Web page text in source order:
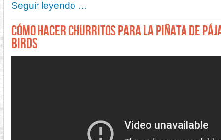
Seguir leyendo …
CÓMO HACER CHURRITOS PARA LA PIÑATA DE
BIRDS